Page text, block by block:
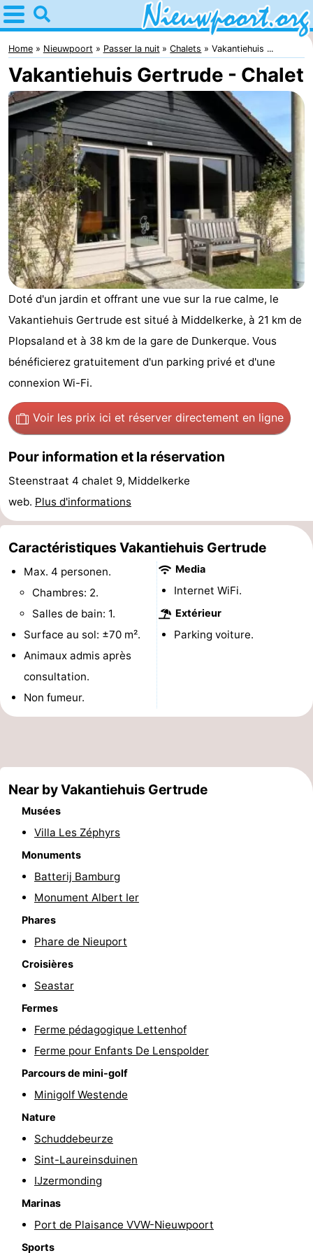
Home
Nieuwpoort
Astuces
Avec
les
enfants
Passer
la
nuit
Appartements
-
Holiday
Suites
Nieuwpoort
-
Holiday
Suites
Campings
Chambre
-
Oostduinkerke
aan
zee
-
Westende
Hôtels
Last
minutes
Plages
Voir
faire
d'intérêt
Monuments
vue
Fermes
-
Aires
jeux
intérieures
mini-
golf
bien-
être
Villages
villes
Nature
Sports
Piscines
Faire
vélo
Équitation
Terrains
golf
Surfen
Equitation
Boire
Événements
Home Nieuwpoort Passer la nuit Chalets Vakantiehuis ...
Vakantiehuis Gertrude - Chalet
Doté d'un jardin et offrant une vue sur la rue calme, le
Vakantiehuis Gertrude est situé à Middelkerke, à 21 km de
Plopsaland et à 38 km de la gare de Dunkerque. Vous
bénéficierez gratuitement d'un parking privé et d'une
connexion Wi-Fi.
Voir les prix ici et réserver directement en ligne
Pour information et la réservation
Steenstraat 4 chalet 9, Middelkerke
web. Plus d'informations
Caractéristiques Vakantiehuis Gertrude
Max. 4 personen.
Chambres: 2.
Salles de bain: 1.
Surface au sol: ±70 m².
Animaux admis après
consultation.
Non fumeur.
Media
Internet WiFi.
Extérieur
Parking voiture.
Near by Vakantiehuis Gertrude
Musées
Villa Les Zéphyrs
Monuments
Batterij Bamburg
Monument Albert Ier
Phares
Phare de Nieuport
Croisières
Seastar
Fermes
Ferme pédagogique Lettenhof
Ferme pour Enfants De Lenspolder
Parcours de mini-golf
Minigolf Westende
Nature
Schuddebeurze
Sint-Laureinsduinen
IJzermonding
Marinas
Port de Plaisance VVW-Nieuwpoort
Sports